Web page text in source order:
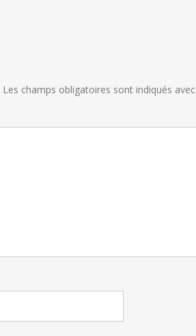
Les champs obligatoires sont indiqués avec